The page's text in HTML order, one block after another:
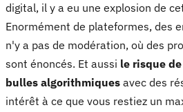
digital, il y a eu une explosion de
Enormément de plateformes, des
n'y a pas de modération, où des
sont énoncés. Et aussi le risque
bulles algorithmiques avec des
intérêt à ce que vous restiez un